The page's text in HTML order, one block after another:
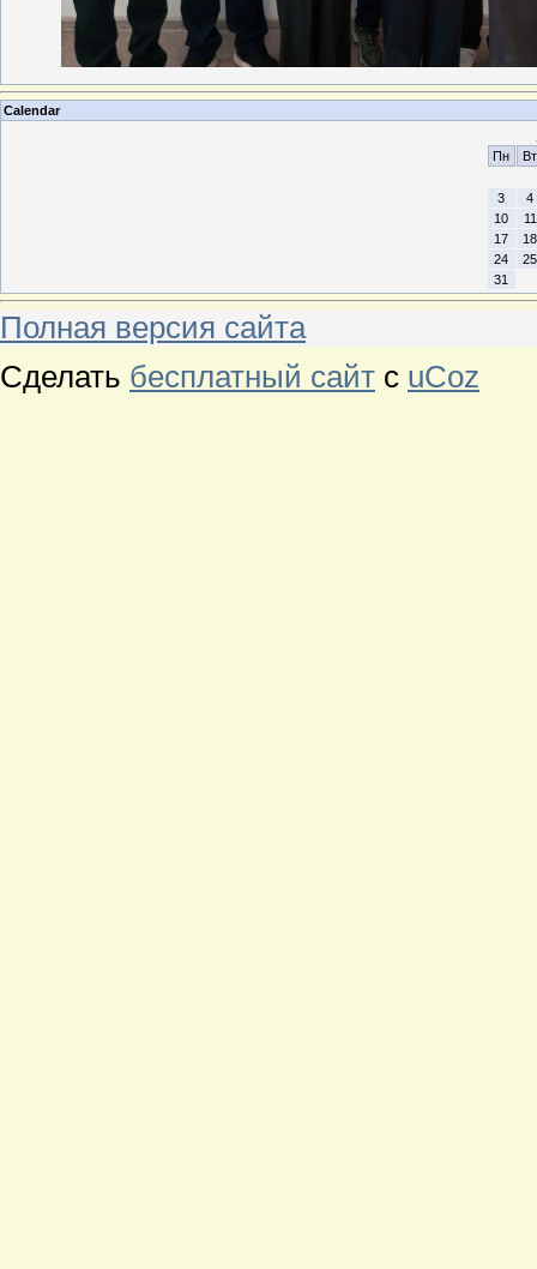
Calendar
Пн
Вт
3
4
10
11
17
18
24
25
31
Полная версия сайта
Сделать бесплатный сайт с uCoz